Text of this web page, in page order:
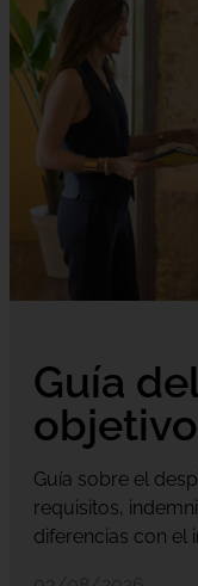
Guía
Guía sobre el
requisitos,
diferencias con el